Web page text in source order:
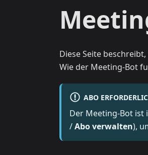
Diese Seite
Wie der Meeting-Bot
ABO
Der Meeting-Bot ist
/Abo verwalten),